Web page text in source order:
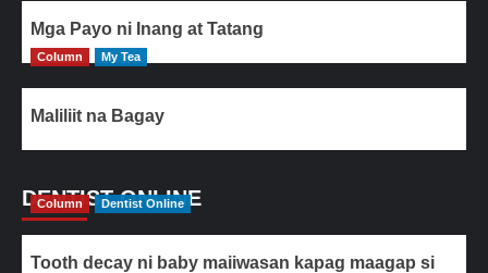
Mga Payo ni Inang at Tatang
Column My Tea
Maliliit na Bagay
DENTIST ONLINE
Column Dentist Online
Tooth decay ni baby maiiwasan kapag maagap si